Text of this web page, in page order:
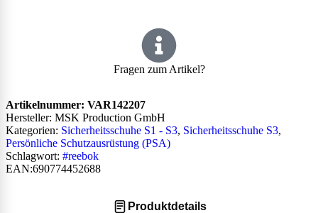
Fragen zum Artikel?
Artikelnummer: VAR142207
Kategorien: Sicherheitsschuhe S1 - S3, Sicherheitsschuhe S3,
Persönliche Schutzausrüstung (PSA)
Schlagwort: #reebok
Hersteller: MSK Production GmbH
EAN:690774452688
Produktdetails